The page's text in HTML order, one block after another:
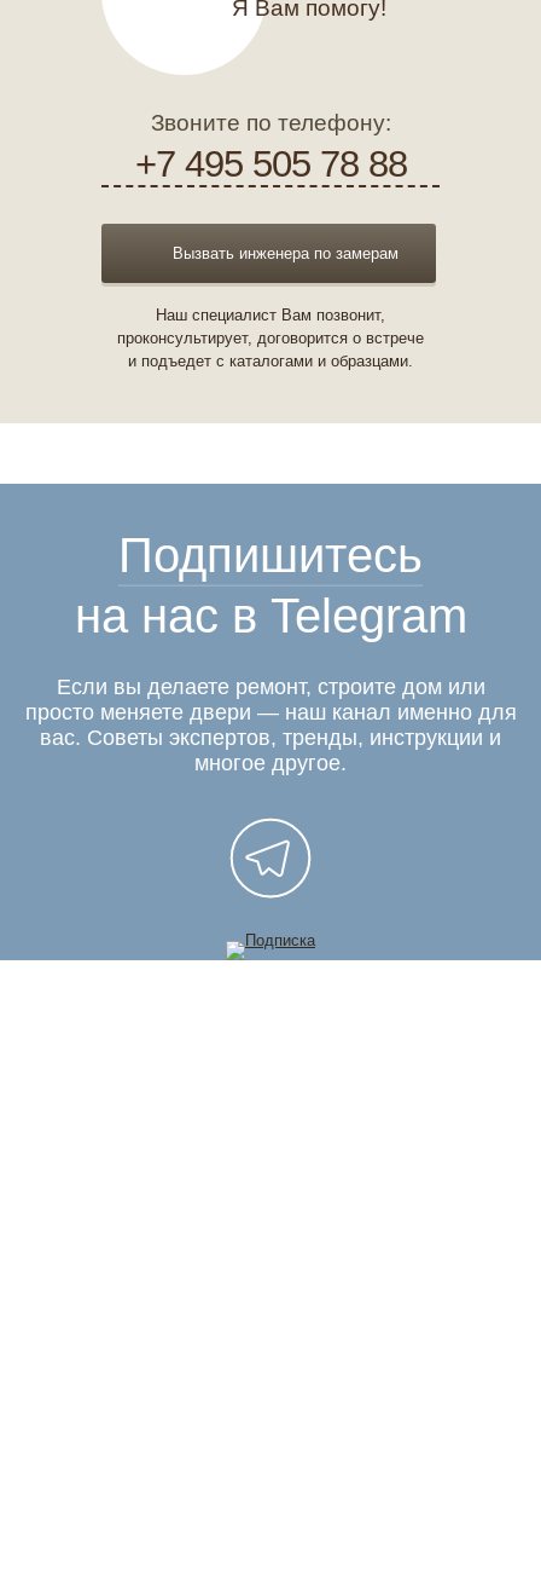
Я Вам помогу!
Звоните по телефону:
+7 495 505 78 88
Вызвать инженера по замерам
Наш специалист Вам позвонит,
проконсультирует, договорится о встрече
и подъедет с каталогами и образцами.
Подпишитесь
на нас в Telegram
Если вы делаете ремонт, строите дом или
просто меняете двери — наш канал именно для
вас. Советы экспертов, тренды, инструкции и
многое другое.